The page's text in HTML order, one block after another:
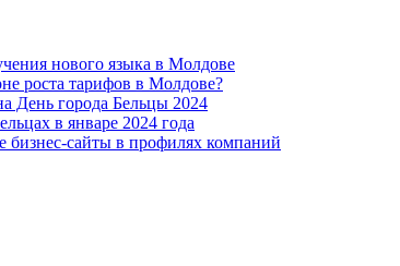
нового языка в Молдове
роста тарифов в Молдове?
День города Бельцы 2024
в январе 2024 года
бизнес-сайты в профилях компаний